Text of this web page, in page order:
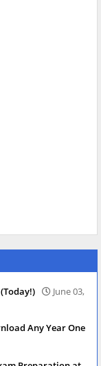
(Today!)
June 03,
Any Year One